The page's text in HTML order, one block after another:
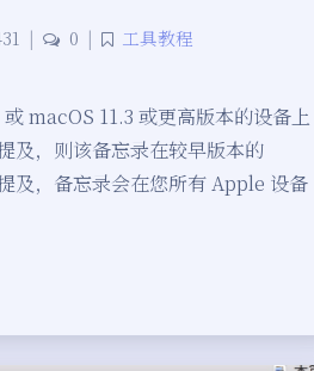
| 0 |
工具教程
macOS 11.3 或更高版本的设备上
及，则该备忘录在较早版本的
及，备忘录会在您所有 Apple 设备